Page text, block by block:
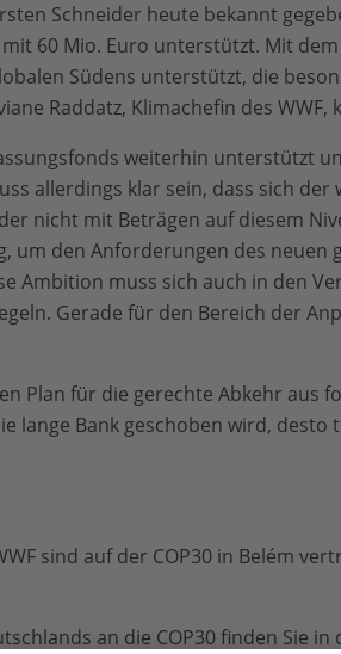
Schneider heute bekannt
60 Mio. Euro unterstützt. Mit
Südens unterstützt, die
Raddatz, Klimachefin des WWF,
weiterhin unterstützt
allerdings klar sein, dass sich der
nicht mit Beträgen auf diesem
um den Anforderungen des neuen
Ambition muss sich auch in den
Gerade für den Bereich der
Plan für die gerechte Abkehr aus
lange Bank geschoben wird, desto
sind auf der COP30 in Belém
an die COP30 finden Sie in